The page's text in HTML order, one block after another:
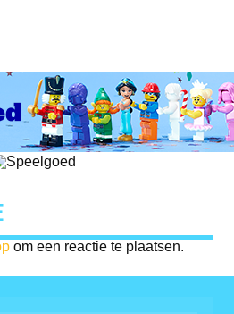
om een reactie te plaatsen.